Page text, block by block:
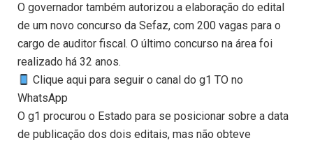
O governador também autorizou a elaboração do edital
de um novo concurso da Sefaz, com 200 vagas para o
cargo de auditor fiscal. O último concurso na área foi
realizado há 32 anos.
Clique aqui para seguir o canal do g1 TO no
WhatsApp
O g1 procurou o Estado para se posicionar sobre a data
de publicação dos dois editais, mas não obteve